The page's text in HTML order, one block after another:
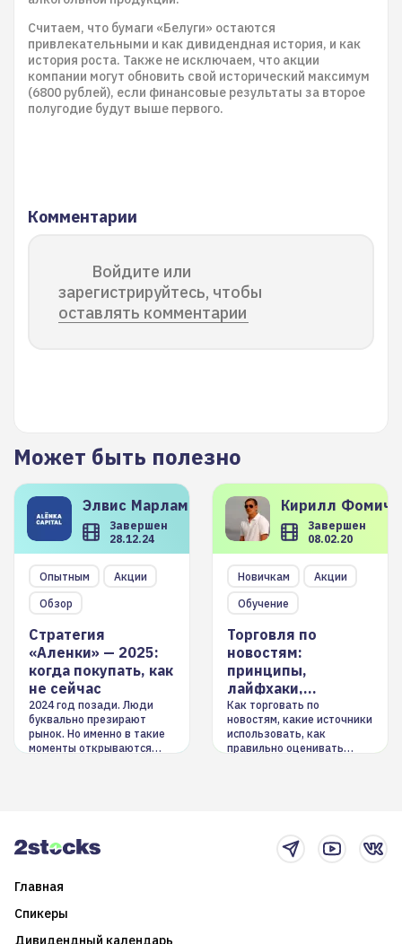
Считаем, что бумаги «Белуги» остаются
привлекательными и как дивидендная история, и как
история роста. Также не исключаем, что акции
компании могут обновить свой исторический максимум
(6800 рублей), если финансовые результаты за второе
полугодие будут выше первого.
Комментарии
Войдите или
зарегистрируйтесь, чтобы
оставлять комментарии
Может быть полезно
Элвис Марламов
Завершен
28.12.24
Опытным
Акции
Обзор
Стратегия
«Аленки» — 2025:
когда покупать, как
не сейчас
2024 год позади. Люди
буквально презирают
рынок. Но именно в такие
моменты открываются
Кирилл
Завершен
08.02.20
Новичкам
Акции
Обучение
Торговля по
новостям:
принципы,
лайфхаки,
инструменты
Как торговать по
новостям, какие источники
использовать, как
правильно оценивать
Главная
Спикеры
Дивидендный календарь